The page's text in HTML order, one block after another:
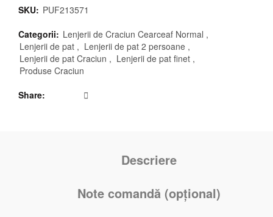
SKU: PUF213571
Categorii: Lenjerii de Craciun Cearceaf Normal ,
Lenjerii de pat , Lenjerii de pat 2 persoane ,
Lenjerii de pat Craciun , Lenjerii de pat finet ,
Produse Craciun
Share
Descriere
Note comandă (opțional)